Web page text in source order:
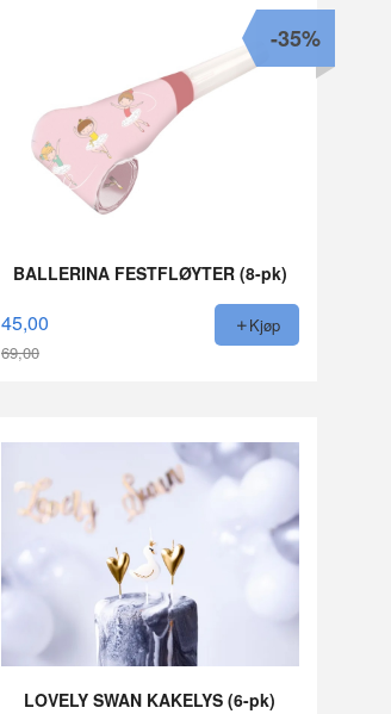
BALLERINA FESTFLØYTER (8-pk)
45,00
69,00
-35%
Kjøp
LOVELY SWAN KAKELYS (6-pk)